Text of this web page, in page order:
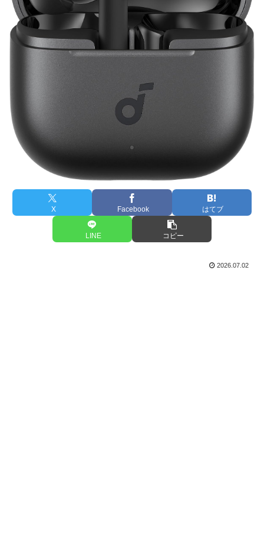
X Facebook はてブ
LINE コピー
2026.07.02